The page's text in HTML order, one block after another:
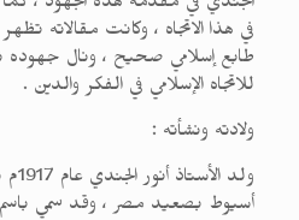
الجندي في مقدمة هذه الجهود ،
في هذا الاتجاه ، وكانت مقالاته
طابع إسلامي صحيح ، ونال جهوده
للاتجاه الإسلامي في الفكر والدين .
ولادته ونشأته :
ولد
أسيوط بصعيد مصر ، وقد سمي باسم